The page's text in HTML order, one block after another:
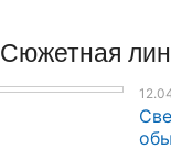
Сюжетная